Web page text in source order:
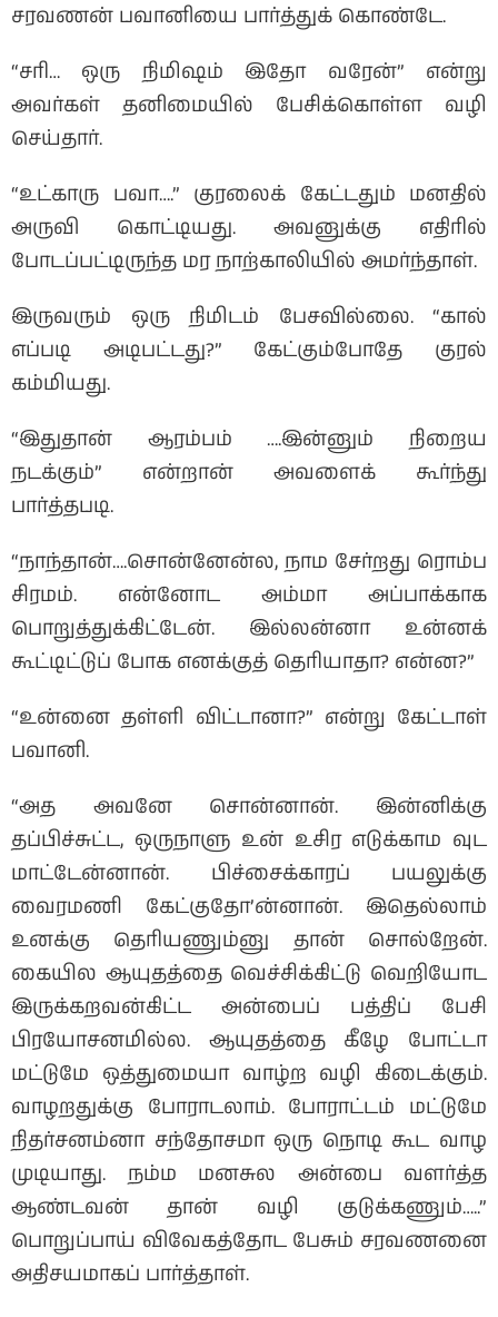
சரவணன் பவானியை பார்த்துக் கொண்டே.
“சரி… ஒரு நிமிஷம் இதோ வரேன்” என்று
அவர்கள் தனிமையில் பேசிக்கொள்ள வழி
செய்தார்.
“உட்காரு பவா….” குரலைக் கேட்டதும் மனதில்
அருவி கொட்டியது. அவனுக்கு எதிரில்
போடப்பட்டிருந்த மர நாற்காலியில் அமர்ந்தாள்.
இருவரும் ஒரு நிமிடம் பேசவில்லை. “கால்
எப்படி அடிபட்டது?” கேட்கும்போதே குரல்
கம்மியது.
“இதுதான் ஆரம்பம் ….இன்னும் நிறைய
நடக்கும்” என்றான் அவளைக் கூர்ந்து
பார்த்தபடி.
“நாந்தான்….சொன்னேன்ல, நாம சேர்றது ரொம்ப
சிரமம். என்னோட அம்மா அப்பாக்காக
பொறுத்துக்கிட்டேன். இல்லன்னா உன்னக்
கூட்டிட்டுப் போக எனக்குத் தெரியாதா? என்ன?”
“உன்னை தள்ளி விட்டானா?” என்று கேட்டாள்
பவானி.
“அத அவனே சொன்னான். இன்னிக்கு
தப்பிச்சுட்ட, ஒருநாளு உன் உசிர எடுக்காம வுட
மாட்டேன்னான். பிச்சைக்காரப் பயலுக்கு
வைரமணி கேட்குதோ’ன்னான். இதெல்லாம்
உனக்கு தெரியணும்னு தான் சொல்றேன்.
கையில ஆயுதத்தை வெச்சிக்கிட்டு வெறியோட
இருக்கறவன்கிட்ட அன்பைப் பத்திப் பேசி
பிரயோசனமில்ல. ஆயுதத்தை கீழே போட்டா
மட்டுமே ஒத்துமையா வாழ்ற வழி கிடைக்கும்.
வாழறதுக்கு போராடலாம். போராட்டம் மட்டுமே
நிதர்சனம்னா சந்தோசமா ஒரு நொடி கூட வாழ
முடியாது. நம்ம மனசுல அன்பை வளர்த்த
ஆண்டவன் தான் வழி குடுக்கணும்…..”
பொறுப்பாய் விவேகத்தோட பேசும் சரவணனை
அதிசயமாகப் பார்த்தாள்.